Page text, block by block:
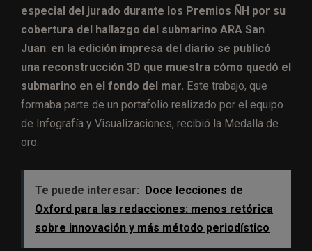
especial del jurado durante los Premios ÑH por su
cobertura del hallazgo del submarino ARA San
Juan: en la edición impresa del diario se publicó
una reconstrucción 3D que muestra cómo quedó el
submarino en el fondo del mar. Este trabajo, que
formaba parte de un portafolio realizado por el equipo
de Infografía y Visualizaciones, recibió la Medalla de
oro.
Te puede interesar:
Doce lecciones de
Oxford para las redacciones: menos retórica
sobre innovación y más método periodístico